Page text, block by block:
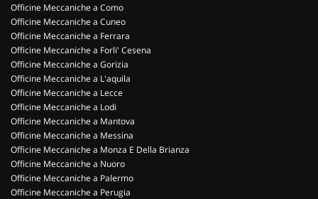
Officine Meccaniche a Como
Officine Meccaniche a Cuneo
Officine Meccaniche a Ferrara
Officine Meccaniche a Forli' Cesena
Officine Meccaniche a Gorizia
Officine Meccaniche a L'aquila
Officine Meccaniche a Lecce
Officine Meccaniche a Lodi
Officine Meccaniche a Mantova
Officine Meccaniche a Messina
Officine Meccaniche a Monza E Della Brianza
Officine Meccaniche a Nuoro
Officine Meccaniche a Palermo
Officine Meccaniche a Perugia